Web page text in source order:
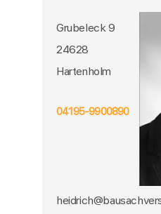
Grubeleck 9
24628
Hartenholm
04195-9900890